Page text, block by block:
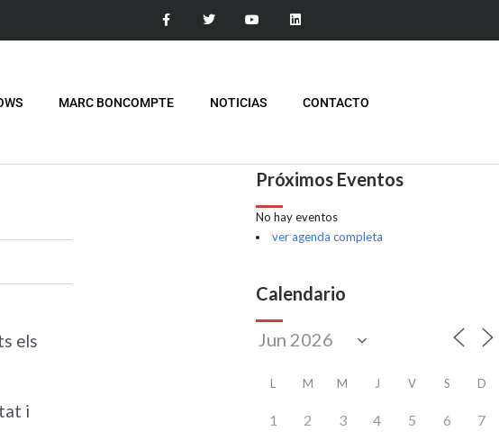
MARC BONCOMPTE NOTICIAS CONTACTO
els
i
Próximos Eventos
No hay eventos
ver agenda completa
Calendario
L M M J V S D
1 2 3 4 5 6 7